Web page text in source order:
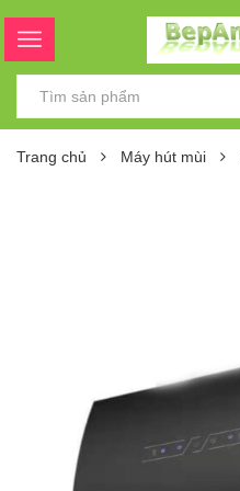
Trang chủ Máy hút mùi